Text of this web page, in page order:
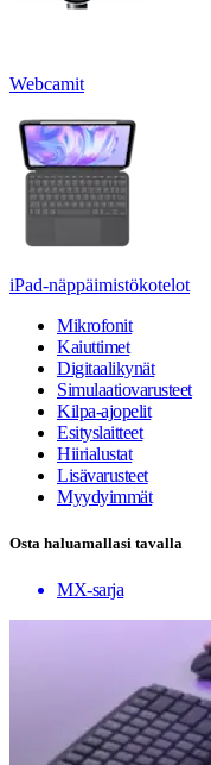
Webcamit
iPad-näppäimistökotelot
Mikrofonit
Kaiuttimet
Digitaalikynät
Simulaatiovarusteet
Kilpa-ajopelit
Esityslaitteet
Hiirialustat
Lisävarusteet
Myydyimmät
Osta haluamallasi tavalla
MX-sarja